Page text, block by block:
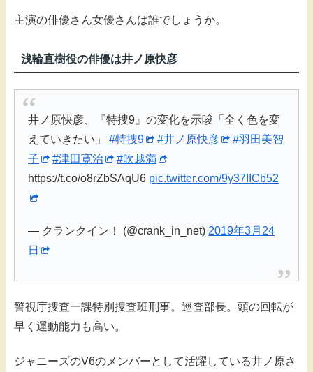
主演の俳優さん女優さんは誰でしょうか。
浅輪直樹役の俳優は井ノ原快彦
井ノ原快彦、『特捜9』の変化を示唆「全く色を変
えていきたい」#特捜9 #井ノ原快彦
#羽田美智
子
#津田寛治
#吹越満
https://t.co/o8rZbSAqU6 pic.twitter.com/9y37IICb52
— クランクイン！ (@crank_in_net) 2019年3月24
日
警視庁捜査一課特別捜査班刑事。巡査部長。頭の回転が
早く運動能力も高い。
ジャニーズのV6のメンバーとして活躍している井ノ原さ